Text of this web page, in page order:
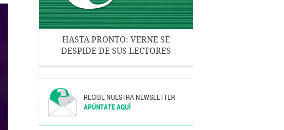
HASTA PRONTO: VERNE SE
DESPIDE DE SUS LECTORES
RECIBE NUESTRA NEWSLETTER
APÚNTATE AQUÍ